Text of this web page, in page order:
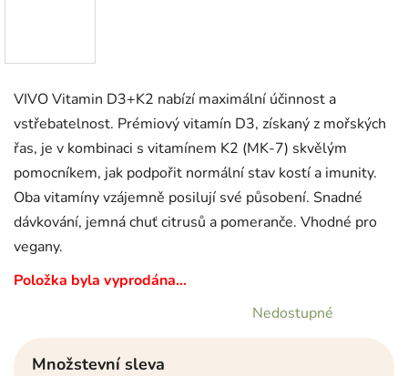
VIVO Vitamin D3+K2 nabízí maximální účinnost a
vstřebatelnost. Prémiový vitamín D3, získaný z mořských
řas, je v kombinaci s vitamínem K2 (MK-7) skvělým
pomocníkem, jak podpořit normální stav kostí a imunity.
Oba vitamíny vzájemně posilují své působení. Snadné
dávkování, jemná chuť citrusů a pomeranče. Vhodné pro
vegany.
Položka byla vyprodána…
Nedostupné
Množstevní sleva